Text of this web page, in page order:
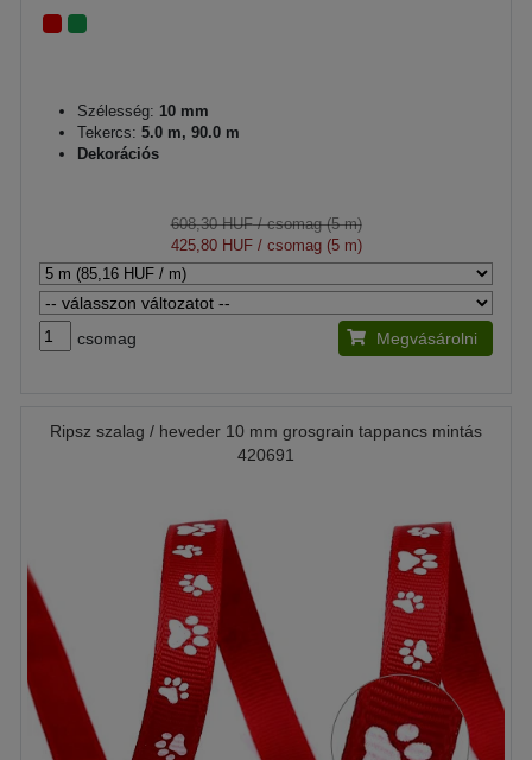
Szélesség: 10 mm
Tekercs: 5.0 m, 90.0 m
Dekorációs
608,30 HUF/ csomag (5 m)
425,80 HUF/ csomag (5 m)
csomag Megvásárolni
Ripsz szalag / heveder 10 mm grosgrain tappancs mintás
420691